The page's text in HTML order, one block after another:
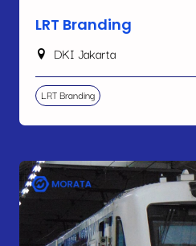
LRT Branding
DKI Jakarta
LRT Branding